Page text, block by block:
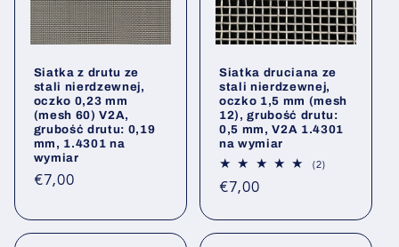
Siatka z drutu ze
stali nierdzewnej,
oczko 0,23 mm
(mesh 60) V2A,
grubość drutu: 0,19
mm, 1.4301 na
wymiar
Cena
€7,00
Siatka druciana ze
stali nierdzewnej,
oczko 1,5 mm (mesh
12), grubość drutu:
0,5 mm, V2A 1.4301
na wymiar
(2)2
Cena
€7,00